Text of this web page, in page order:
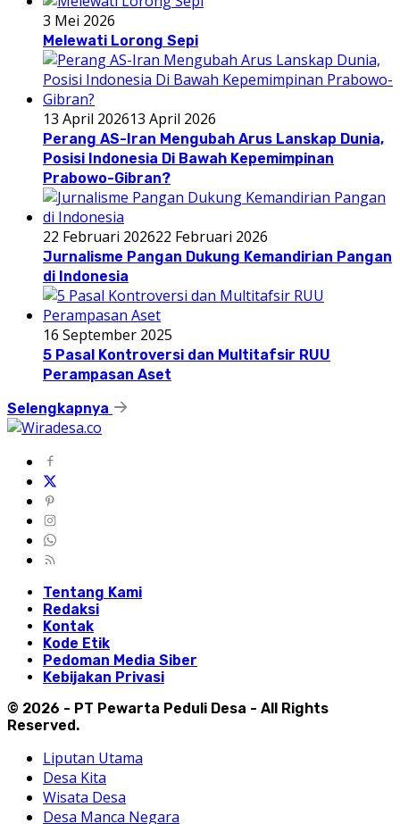
3 Mei 2026
Melewati Lorong Sepi
13 April 202613 April 2026
Perang AS-Iran Mengubah Arus Lanskap Dunia,
Posisi Indonesia Di Bawah Kepemimpinan
Prabowo-Gibran?
22 Februari 202622 Februari 2026
Jurnalisme Pangan Dukung Kemandirian Pangan
di Indonesia
16 September 2025
5 Pasal Kontroversi dan Multitafsir RUU
Perampasan Aset
Selengkapnya
Tentang Kami
Redaksi
Kontak
Kode Etik
Pedoman Media Siber
Kebijakan Privasi
© 2026 - PT Pewarta Peduli Desa - All Rights
Reserved.
Liputan Utama
Desa Kita
Wisata Desa
Desa Manca Negara